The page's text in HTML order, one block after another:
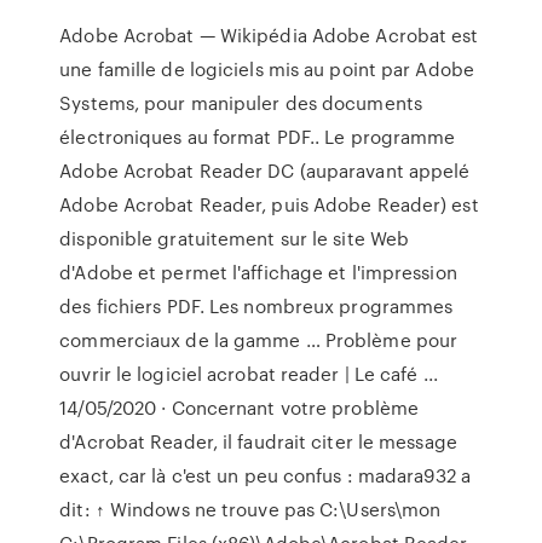
Adobe Acrobat — Wikipédia Adobe Acrobat est
une famille de logiciels mis au point par Adobe
Systems, pour manipuler des documents
électroniques au format PDF.. Le programme
Adobe Acrobat Reader DC (auparavant appelé
Adobe Acrobat Reader, puis Adobe Reader) est
disponible gratuitement sur le site Web
d'Adobe et permet l'affichage et l'impression
des fichiers PDF. Les nombreux programmes
commerciaux de la gamme … Problème pour
ouvrir le logiciel acrobat reader | Le café ...
14/05/2020 · Concernant votre problème
d'Acrobat Reader, il faudrait citer le message
exact, car là c'est un peu confus : madara932 a
dit: ↑ Windows ne trouve pas C:\Users\mon